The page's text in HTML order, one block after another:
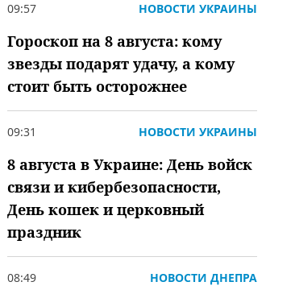
09:57 НОВОСТИ УКРАИНЫ
Гороскоп на 8 августа: кому
звезды подарят удачу, а кому
стоит быть осторожнее
09:31 НОВОСТИ УКРАИНЫ
8 августа в Украине: День войск
связи и кибербезопасности,
День кошек и церковный
праздник
08:49 НОВОСТИ ДНЕПРА